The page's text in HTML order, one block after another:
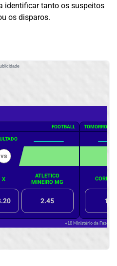
identificar tanto os suspeitos
os disparos.